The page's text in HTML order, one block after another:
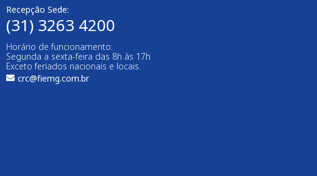
Recepção Sede:
(31) 3263 4200
Horário de funcionamento:
Segunda a sexta-feira das 8h às 17h
Exceto feriados nacionais e locais.
crc@fiemg.com.br